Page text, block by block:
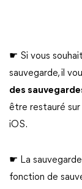
☛ Si vous
sauvegarde, il
des
être restauré sur
iOS.
☛ La
fonction de